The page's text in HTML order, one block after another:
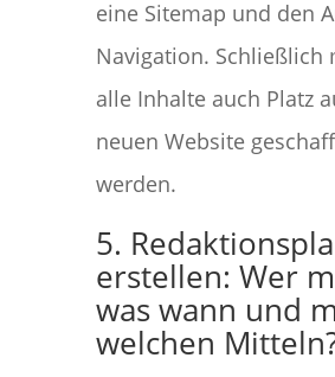
eine Sitemap und den
Navigation. Schließlich
alle Inhalte auch Platz
neuen Website
werden.
5.
erstellen: Wer
was wann und
welchen